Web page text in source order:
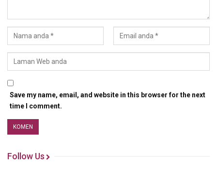
Save my name, email, and website in this browser for the next
time I comment.
Follow Us